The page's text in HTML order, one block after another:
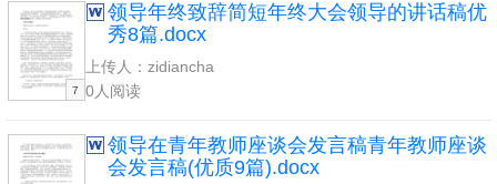
7
领导年终致辞简短年终大会领导的讲话稿优
秀8篇.docx
上传人：zidiancha
0人阅读
领导在青年教师座谈会发言稿青年教师座谈
会发言稿(优质9篇).docx